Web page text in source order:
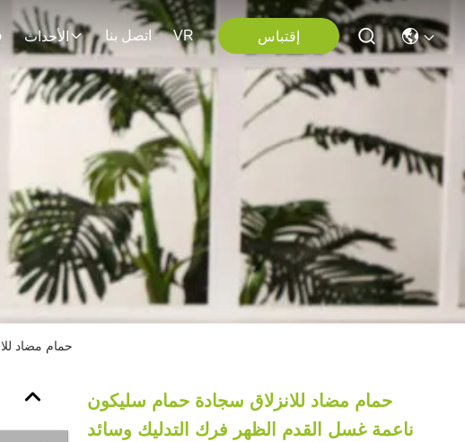
الأحداث اتصل بنا VR إقتباس
حمام مضاد
حمام مضاد للانزلاق سجادة حمام سليكون
ناعمة غسل القدم الظهر فرك التدليك وسائد